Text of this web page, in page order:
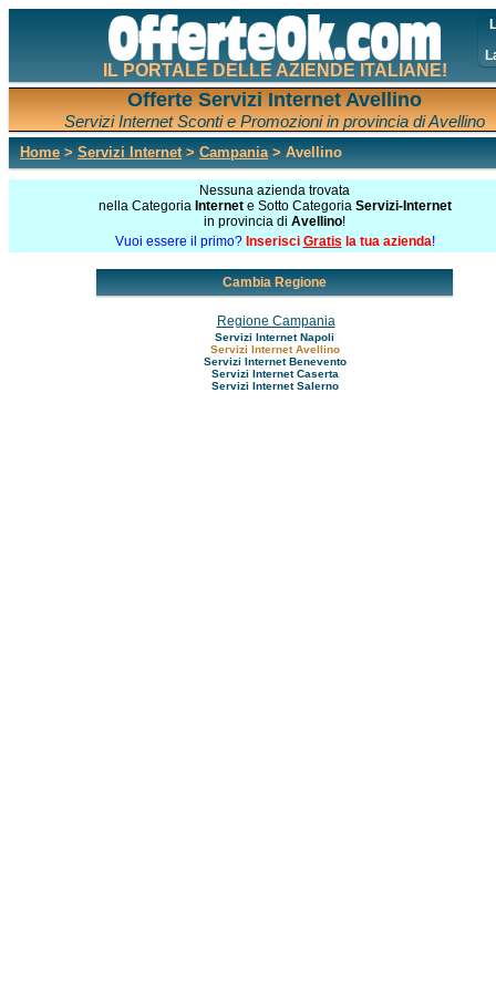
IL PORTALE DELLE AZIENDE ITALIANE!
Offerte Servizi Internet Avellino
Servizi Internet Sconti e Promozioni in provincia di Avellino
Home > Servizi Internet> Campania> Avellino
Nessuna azienda trovata
nella Categoria Internete Sotto Categoria Servizi-Internet
in provincia di Avellino!
Vuoi essere il primo? Inserisci Gratis la tua azienda!
Cambia Regione
Regione Campania
Servizi Internet Napoli
Servizi Internet Avellino
Servizi Internet Benevento
Servizi Internet Caserta
Servizi Internet Salerno